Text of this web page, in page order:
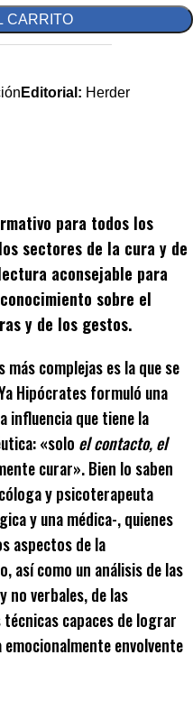
CARRITO
Editorial: Herder
para todos los
sectores de la cura y de
aconsejable para
sobre el
y de los gestos.
complejas es la que se
Hipócrates formuló una
influencia que tiene la
«solo el contacto, el
curar». Bien lo saben
y psicoterapeuta
y una médica-, quienes
aspectos de la
así como un análisis de las
no verbales, de las
capaces de lograr
envolvente